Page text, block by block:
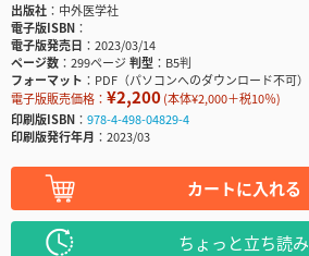
出版社
中外医学社
電子版ISBN
電子版発売日
2023/03/14
ページ数
299ページ判型
B5判
フォーマット
PDF（パソコンへのダウンロード不可）
電子版販売価格： ¥2,200(本体¥2,000＋税10％)
印刷版ISBN
978-4-498-04829-4
印刷版発行年月
2023/03
カートに入れる
ちょっと立ち読み